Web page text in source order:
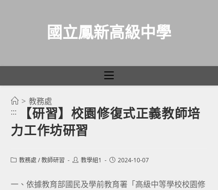
國立鳳新高級中學
> 教務處
:::
【研習】校園修復式正義教師培
力工作坊研習
Post教務處 / 教師研習
Post教學組1
Post2024-10-07
一、依據教育部國民及學前教育署「高級中等學校校園修